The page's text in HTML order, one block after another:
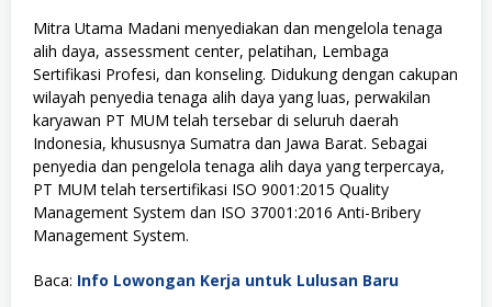
Mitra Utama Madani menyediakan dan mengelola tenaga
alih daya, assessment center, pelatihan, Lembaga
Sertifikasi Profesi, dan konseling. Didukung dengan cakupan
wilayah penyedia tenaga alih daya yang luas, perwakilan
karyawan PT MUM telah tersebar di seluruh daerah
Indonesia, khususnya Sumatra dan Jawa Barat. Sebagai
penyedia dan pengelola tenaga alih daya yang terpercaya,
PT MUM telah tersertifikasi ISO 9001:2015 Quality
Management System dan ISO 37001:2016 Anti-Bribery
Management System.
Baca: Info Lowongan Kerja untuk Lulusan Baru